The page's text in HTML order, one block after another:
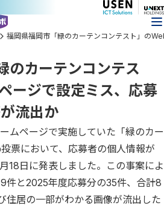
福岡県福岡市「緑のカーテンコンテスト」の
のカーテンコンテス
ージで設定ミス、応募
流出か
ムページで実施していた「緑のカー
票において、応募者の個人情報が
18日に発表しました。この事案によ
件と2025年度応募分の35件、合計8
住居の一部がわかる画像が流出した